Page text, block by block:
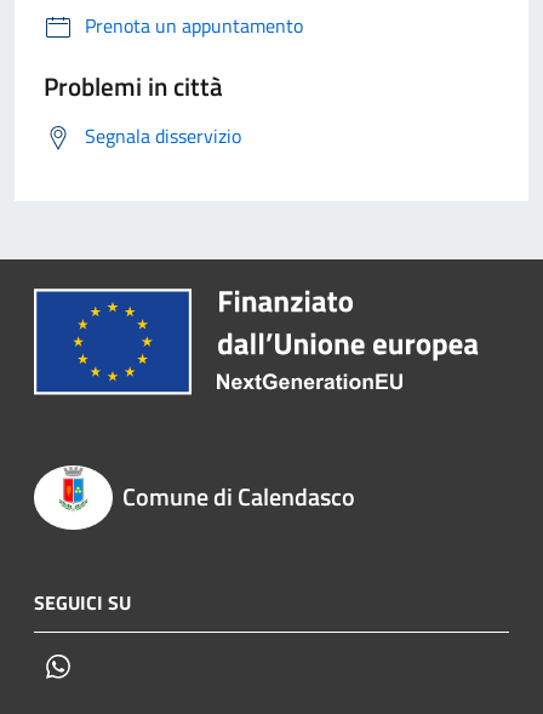
Prenota un appuntamento
Problemi in città
Segnala disservizio
Comune di Calendasco
SEGUICI SU